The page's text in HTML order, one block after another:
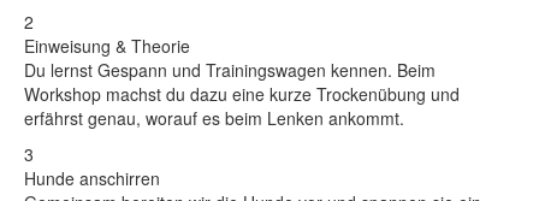
2
Einweisung & Theorie
Du lernst Gespann und Trainingswagen kennen. Beim
Workshop machst du dazu eine kurze Trockenübung und
erfährst genau, worauf es beim Lenken ankommt.
3
Hunde anschirren